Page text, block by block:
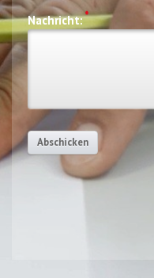
Nachricht:*
Abschicken